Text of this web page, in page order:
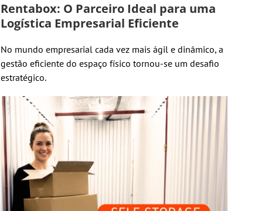
Rentabox: O Parceiro Ideal para uma
Logística Empresarial Eficiente
No mundo empresarial cada vez mais ágil e dinâmico, a
gestão eficiente do espaço físico tornou-se um desafio
estratégico.